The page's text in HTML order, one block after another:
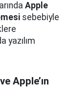
Apple
sebebiyle
yazılım
Apple’ın